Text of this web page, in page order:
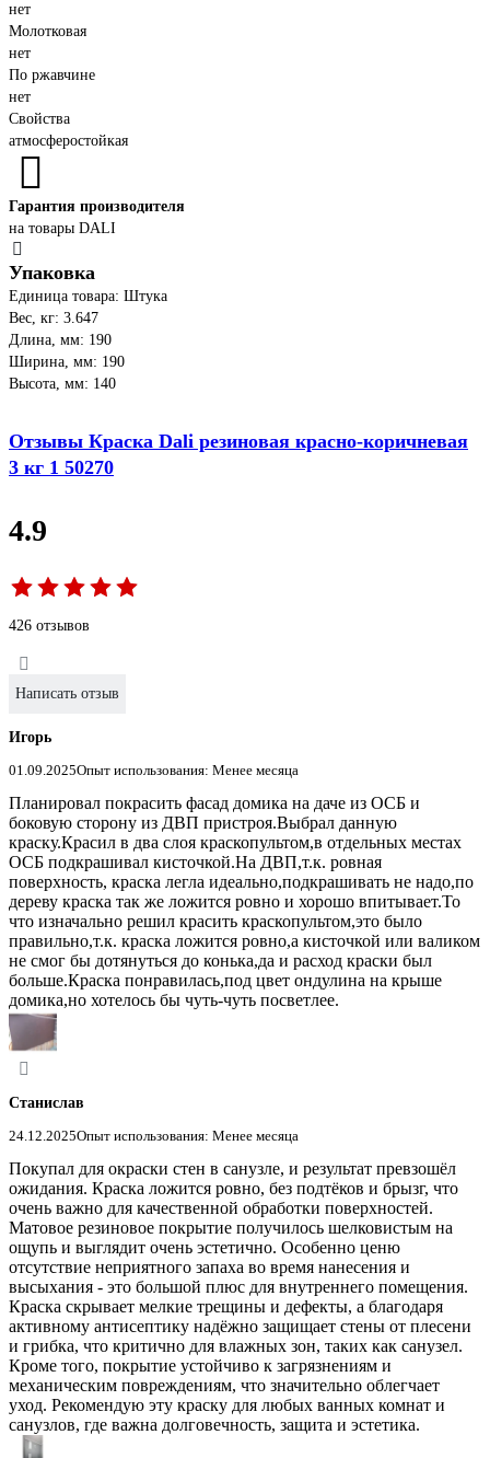
нет
Молотковая
нет
По ржавчине
нет
Свойства
атмосферостойкая
Гарантия производителя
на товары DALI
Упаковка
Единица товара: Штука
Вес, кг: 3.647
Длина, мм: 190
Ширина, мм: 190
Высота, мм: 140
Отзывы Краска Dali резиновая красно-коричневая
3 кг 1 50270
4.9
426 отзывов
Написать отзыв
Игорь
01.09.2025Опыт использования: Менее месяца
Планировал покрасить фасад домика на даче из ОСБ и
боковую сторону из ДВП пристроя.Выбрал данную
краску.Красил в два слоя краскопультом,в отдельных местах
ОСБ подкрашивал кисточкой.На ДВП,т.к. ровная
поверхность, краска легла идеально,подкрашивать не надо,по
дереву краска так же ложится ровно и хорошо впитывает.То
что изначально решил красить краскопультом,это было
правильно,т.к. краска ложится ровно,а кисточкой или валиком
не смог бы дотянуться до конька,да и расход краски был
больше.Краска понравилась,под цвет ондулина на крыше
домика,но хотелось бы чуть-чуть посветлее.
Станислав
24.12.2025Опыт использования: Менее месяца
Покупал для окраски стен в санузле, и результат превзошёл
ожидания. Краска ложится ровно, без подтёков и брызг, что
очень важно для качественной обработки поверхностей.
Матовое резиновое покрытие получилось шелковистым на
ощупь и выглядит очень эстетично. Особенно ценю
отсутствие неприятного запаха во время нанесения и
высыхания - это большой плюс для внутреннего помещения.
Краска скрывает мелкие трещины и дефекты, а благодаря
активному антисептику надёжно защищает стены от плесени
и грибка, что критично для влажных зон, таких как санузел.
Кроме того, покрытие устойчиво к загрязнениям и
механическим повреждениям, что значительно облегчает
уход. Рекомендую эту краску для любых ванных комнат и
санузлов, где важна долговечность, защита и эстетика.